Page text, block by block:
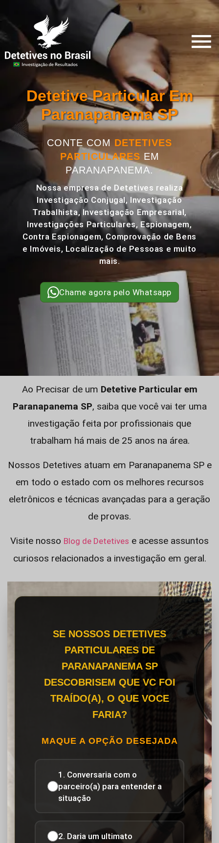
Detetive Particular Em
Paranapanema SP
CONTE COM DETETIVES
PARTICULARES EM
PARANAPANEMA.
Nossa empresa de Detetives realiza
Investigação Conjugal, Investigação
Trabalhista, Investigação Empresarial,
Investigações Particulares, Espionagem,
Contra Espionagem, Comprovação de Bens
e Imóveis, Localização de Pessoas e muito
mais.
Chame agora pelo Whatsapp
Ao Precisar de um Detetive Particular em
Paranapanema SP, saiba que você vai ter uma
investigação feita por profissionais que
trabalham há mais de 25 anos na área.
Nossos Detetives atuam em Paranapanema SP e
em todo o estado com os melhores recursos
eletrônicos e técnicas avançadas para a geração
de provas.
Visite nosso Blog de Detetives e acesse assuntos
curiosos relacionados a investigação em geral.
SE NOSSOS DETETIVES
PARTICULARES DE
PARANAPANEMA SP
DESCOBRISEM QUE VC FOI
TRAÍDO(A), O QUE VOCE
FARIA?
MAQUE A OPÇÃO DESEJADA
1. Conversaria com o
parceiro(a) para entender a
situação
2. Daria um ultimato